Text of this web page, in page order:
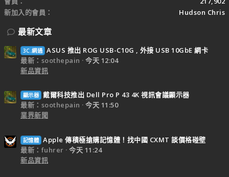
新加入的會員
Hudson Chris
最新文章
3C.網通 ASUS 推出 ROG USB-C10G , 外接 USB 10GbE 網卡
最新：soothepain
今天 12:04
新品資訊
顯示器 戴爾科技推出 Dell Pro P 43 4K 視訊會議顯示器
最新：soothepain
今天 11:50
業界新聞
記憶體 Apple 傳積極搶購記憶體！找中國 CXMT 談價格碰壁
最新：fuhrer
今天 11:24
新品資訊